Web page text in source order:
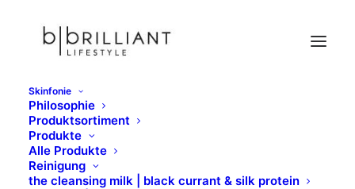
Skinfonie
Philosophie
Produktsortiment
Produkte
Alle Produkte
Reinigung
the cleansing milk | black currant & silk protein
Home